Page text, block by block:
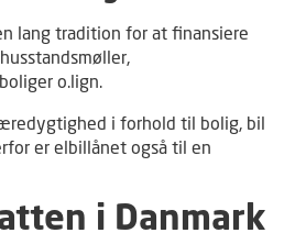
lang tradition for at finansiere
o.lign.
i forhold til bolig, bil
er elbillånet også til en
i Danmark